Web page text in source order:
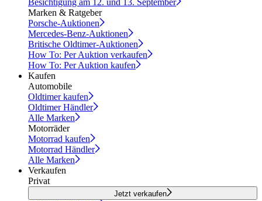
Besichtigung am 12. und 13. September
Marken & Ratgeber
Porsche-Auktionen
Mercedes-Benz-Auktionen
Britische Oldtimer-Auktionen
How To: Per Auktion verkaufen
How To: Per Auktion kaufen
Kaufen
Automobile
Oldtimer kaufen
Oldtimer Händler
Alle Marken
Motorräder
Motorrad kaufen
Motorrad Händler
Alle Marken
Verkaufen
Privat
Jetzt verkaufen